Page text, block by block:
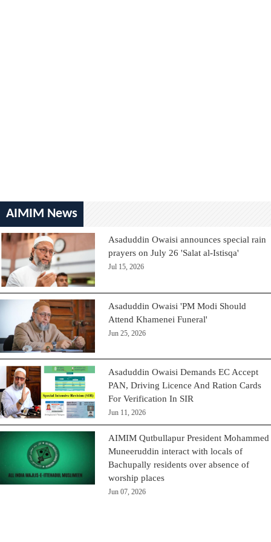
AIMIM News
Asaduddin Owaisi announces special rain
prayers on July 26 'Salat al-Istisqa'
Jul 15, 2026
Asaduddin Owaisi 'PM Modi Should
Attend Khamenei Funeral'
Jun 25, 2026
Asaduddin Owaisi Demands EC Accept
PAN, Driving Licence And Ration Cards
For Verification In SIR
Jun 11, 2026
AIMIM Qutbullapur President Mohammed
Muneeruddin interact with locals of
Bachupally residents over absence of
worship places
Jun 07, 2026